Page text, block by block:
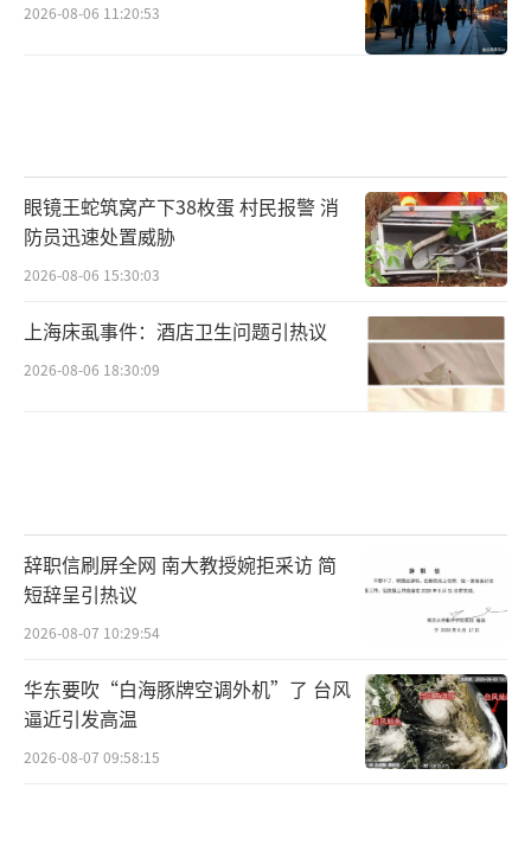
2026-08-06 11:20:53
眼镜王蛇筑窝产下38枚蛋 村民报警 消
防员迅速处置威胁
2026-08-06 15:30:03
上海床虱事件：酒店卫生问题引热议
2026-08-06 18:30:09
辞职信刷屏全网 南大教授婉拒采访 简
短辞呈引热议
2026-08-07 10:29:54
华东要吹“白海豚牌空调外机”了 台风
逼近引发高温
2026-08-07 09:58:15